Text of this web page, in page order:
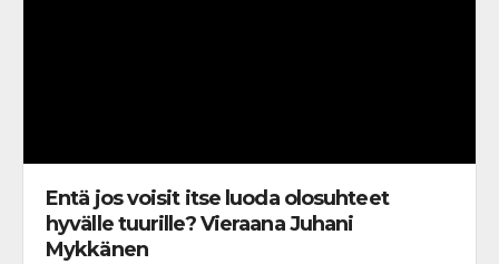
Entä jos voisit itse luoda olosuhteet
hyvälle tuurille? Vieraana Juhani
Mykkänen